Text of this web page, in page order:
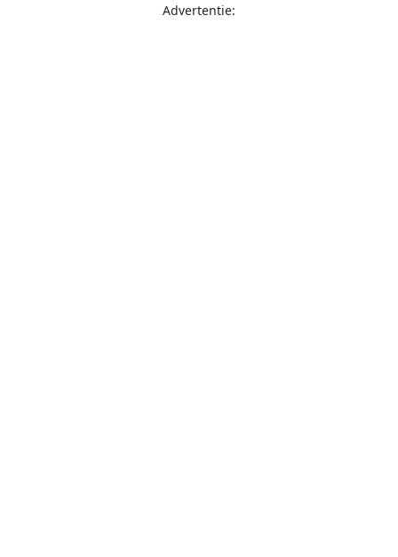
Advertentie: